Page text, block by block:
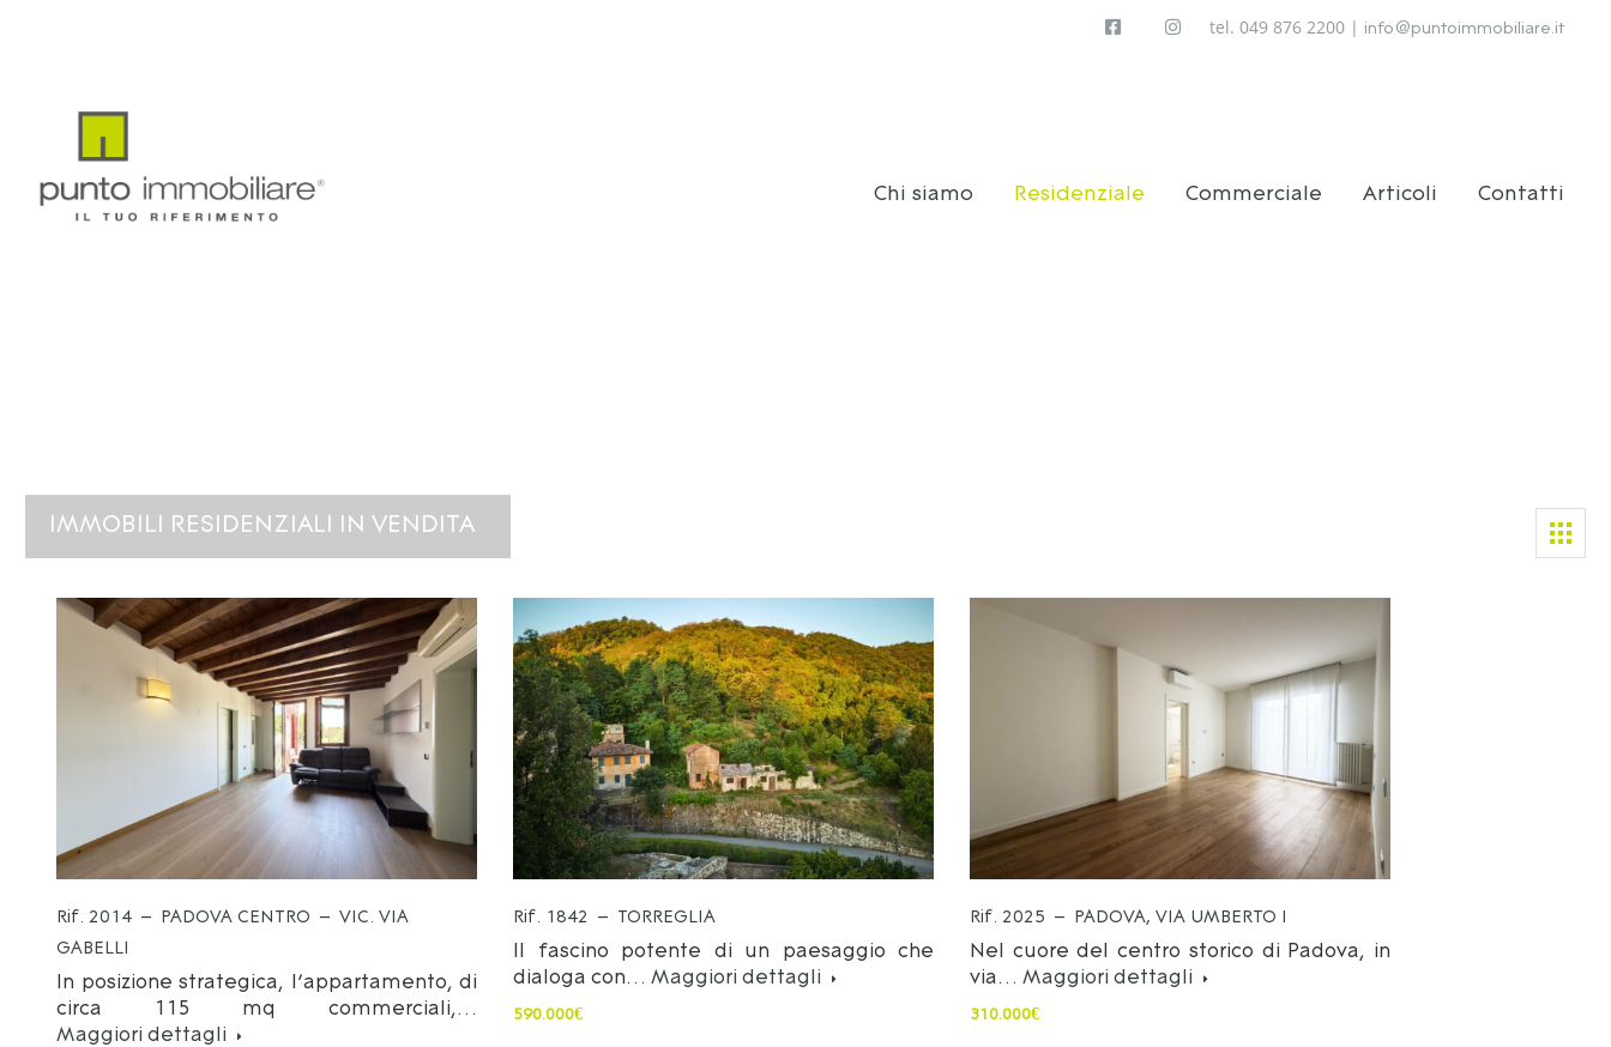
tel. 049 876 2200 | info@puntoimmobiliare.it
Chi siamo Residenziale Commerciale Articoli Contatti
IMMOBILI RESIDENZIALI IN VENDITA
Rif. 2014 – PADOVA CENTRO – VIC. VIA
GABELLI
In posizione strategica, l’appartamento, di
circa 115 mq commerciali,…
Maggiori dettagli
Rif. 1842 – TORREGLIA
Il fascino potente di un paesaggio che
dialoga con… Maggiori dettagli
590.000€
Rif. 2025 – PADOVA, VIA UMBERTO I
Nel cuore del centro storico di Padova, in
via… Maggiori dettagli
310.000€